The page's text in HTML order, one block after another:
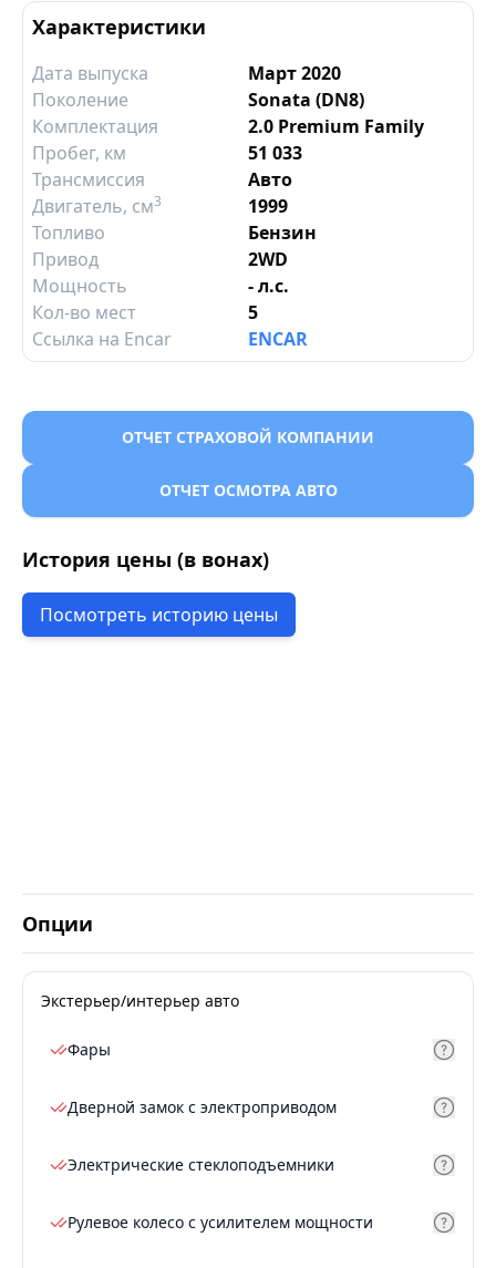
Характеристики
Дата выпуска
Март 2020
Поколение
Sonata (DN8)
Комплектация
2.0 Premium Family
Пробег, км
51 033
Трансмиссия
Авто
Двигатель, см3
1999
Топливо
Бензин
Привод
2WD
Мощность
- л.с.
Кол-во мест
5
Ссылка на Encar
ENCAR
ОТЧЕТ СТРАХОВОЙ КОМПАНИИ
ОТЧЕТ ОСМОТРА АВТО
История цены (в вонах)
Посмотреть историю цены
Опции
Экстерьер/интерьер авто
Фары
Дверной замок с электроприводом
Электрические стеклоподъемники
Рулевое колесо с усилителем мощности